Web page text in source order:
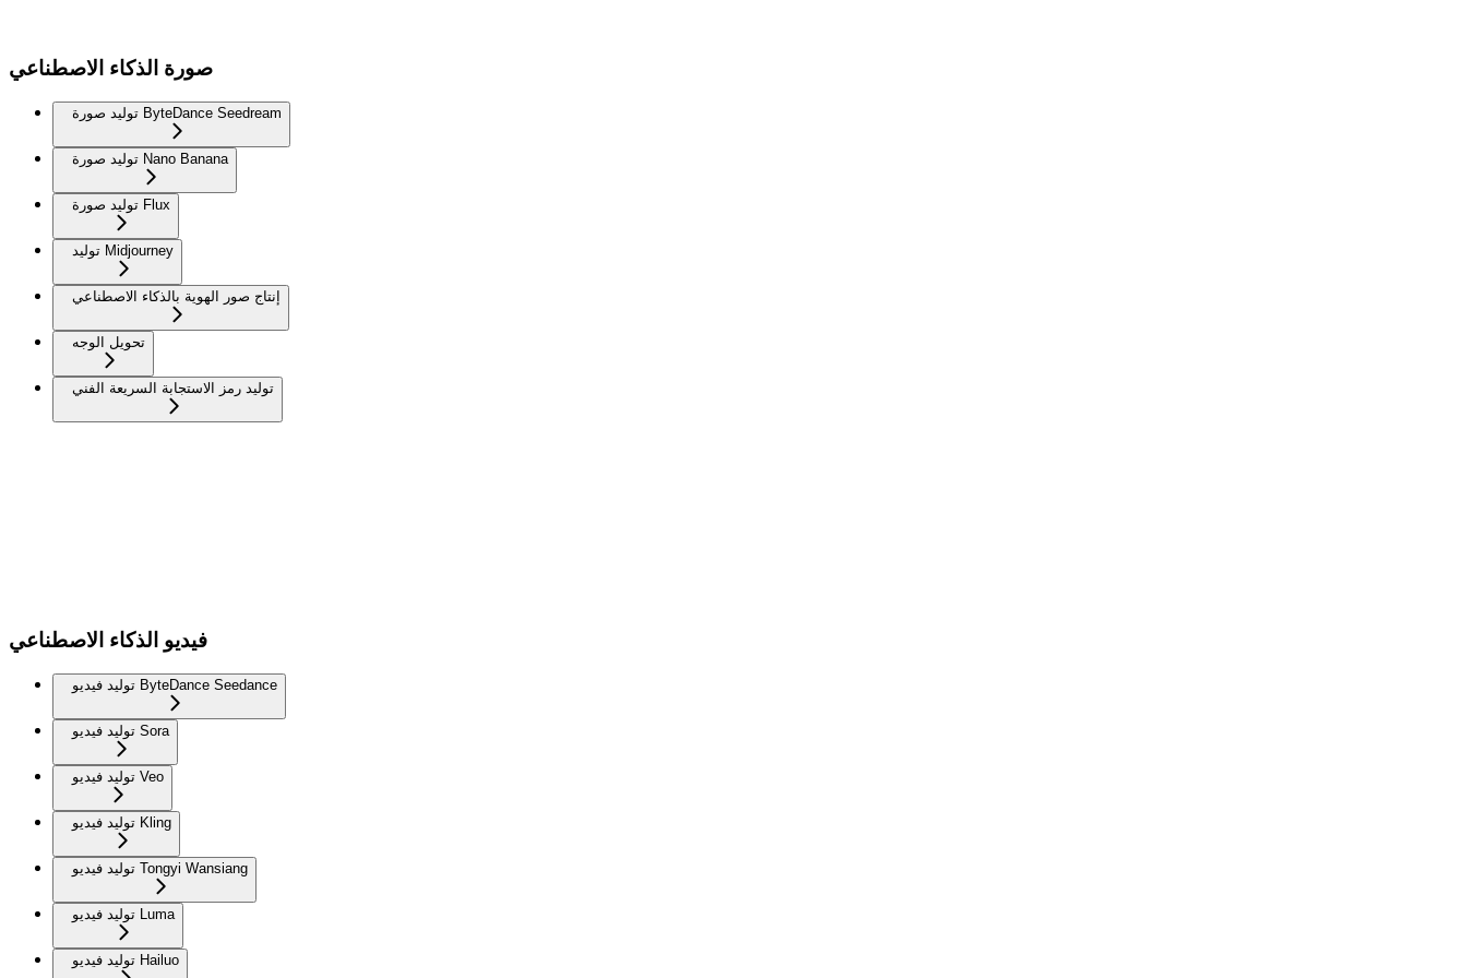
صورة الذكاء الاصطناعي
توليد صورة ByteDance Seedream
توليد صورة Nano Banana
توليد صورة Flux
توليد Midjourney
إنتاج صور الهوية بالذكاء الاصطناعي
تحويل الوجه
توليد رمز الاستجابة السريعة الفني
فيديو الذكاء الاصطناعي
توليد فيديو ByteDance Seedance
توليد فيديو Sora
توليد فيديو Veo
توليد فيديو Kling
توليد فيديو Tongyi Wansiang
توليد فيديو Luma
توليد فيديو Hailuo